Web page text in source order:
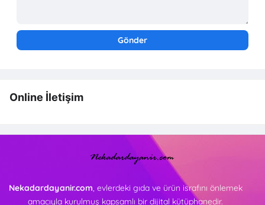
Online İletişim
Nekadardayanir.com, evlerdeki gıda ve ürün israfını önlemek
amacıyla kurulmuş kapsamlı bir dijital kütüphanedir.